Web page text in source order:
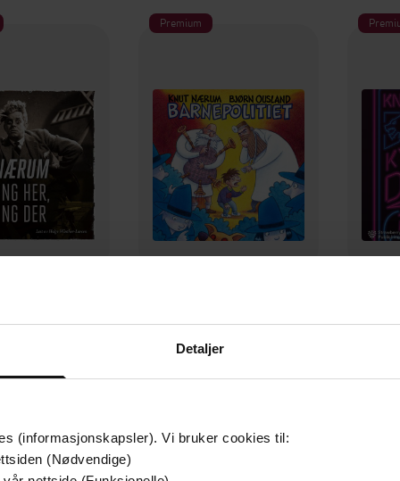
Detaljer
(informasjonskapsler). Vi bruker cookies til:
(Nødvendige)
Premium
LYDBOK